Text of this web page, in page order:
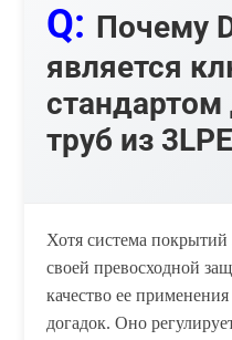
Q: Почему
является
труб из
Хотя система
своей превосходной
качество ее
догадок. Оно